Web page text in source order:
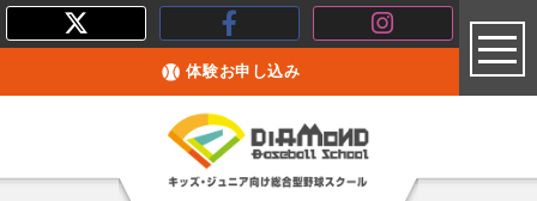
体験お申し込み